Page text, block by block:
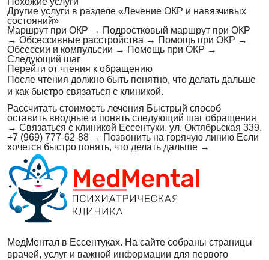
Другие услуги в разделе «Лечение ОКР и навязчивых
состояний»
Маршрут при ОКР → Подростковый маршрут при ОКР
→ Обсессивные расстройства → Помощь при ОКР →
Обсессии и компульсии → Помощь при ОКР →
Следующий шаг
Перейти от чтения к обращению
После чтения должно быть понятно, что делать дальше
и как быстро связаться с клиникой.
Рассчитать стоимость лечения Быстрый способ
оставить вводные и понять следующий шаг обращения
→ Связаться с клиникой Ессентуки, ул. Октябрьская 339,
+7 (969) 777-62-88 → Позвонить на горячую линию Если
хочется быстро понять, что делать дальше →
МедМентал в Ессентуках. На сайте собраны страницы
врачей, услуг и важной информации для первого